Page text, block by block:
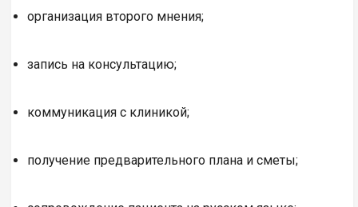
организация второго мнения;
запись на консультацию;
коммуникация с клиникой;
получение предварительного плана и сметы;